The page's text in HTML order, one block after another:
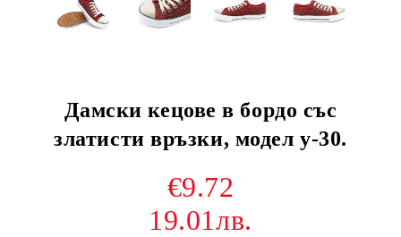
Дамски кецове в бордо със
златисти връзки, модел y-30.
€9.72
19.01лв.